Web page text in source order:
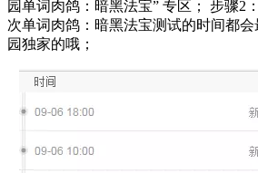
园单词肉鸽：暗黑法宝” 专区； 步骤2
次单词肉鸽：暗黑法宝测试的时间都
园独家的哦；